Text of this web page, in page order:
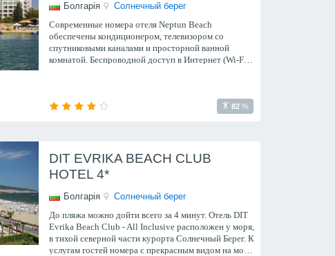
Болгарія
Солнечный берег
Современные номера отеля Neptun Beach
обеспечены кондиционером, телевизором со
спутниковыми каналами и просторной ванной
комнатой. Беспроводной доступ в Интернет (Wi-Fi)
82 %
DIT EVRIKA BEACH CLUB
HOTEL 4*
Болгарія
Солнечный берег
До пляжа можно дойти всего за 4 минут. Отель DIT
Evrika Beach Club - All Inclusive расположен у моря,
в тихой северной части курорта Солнечный Берег. К
услугам гостей номера с прекрасным видом на море